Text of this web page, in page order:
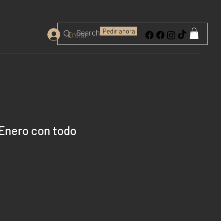
Entrar Pedir ahora
con todo